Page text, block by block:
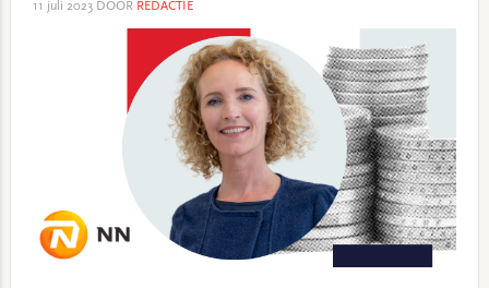
11 juli 2023DOOR REDACTIE